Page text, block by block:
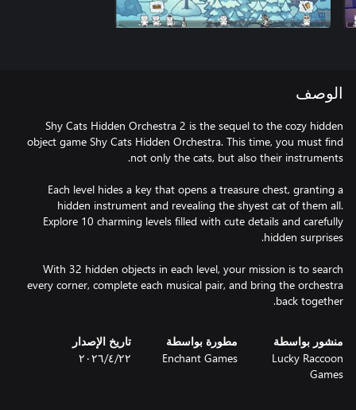
الوصف
Shy Cats Hidden Orchestra 2 is the sequel to the cozy hidden
object game Shy Cats Hidden Orchestra. This time, you must find
Each level hides a key that opens a treasure chest, granting a
hidden instrument and revealing the shyest cat of them all.
Explore 10 charming levels filled with cute details and carefully
With 32 hidden objects in each level, your mission is to search
every corner, complete each musical pair, and bring the orchestra
back together.
منشور بواسطة
Lucky Raccoon
Games
مطورة بواسطة
Enchant Games
تاريخ الإصدار
٢٢‏/٤‏/٢٠٢٦